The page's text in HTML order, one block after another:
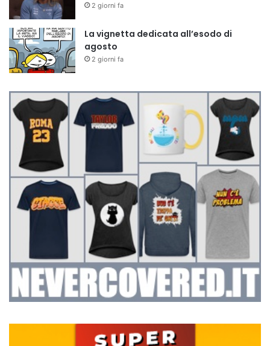
2 giorni fa
La vignetta dedicata all’esodo di
agosto
2 giorni fa